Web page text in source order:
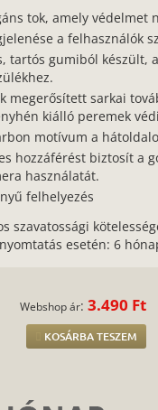
tok, amely védelmet
a felhasználók
tartós gumiból készült,
megerősített sarkai
kiálló peremek
motívum a
hozzáférést biztosít a
használatát.
felhelyezés
szavatossági
esetén: 6
Webshop ár:3.490 Ft
KOSÁRBA TESZEM